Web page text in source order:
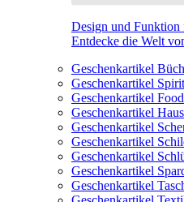
Design und Funktion
Entdecke die Welt
Geschenkartikel
Geschenkartikel
Geschenkartikel Food
Geschenkartikel
Geschenkartikel
Geschenkartikel
Geschenkartikel
Geschenkartikel
Geschenkartikel